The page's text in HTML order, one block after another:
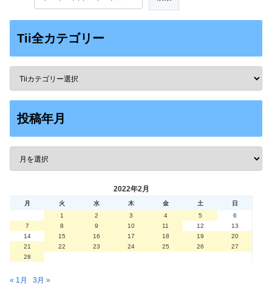
Tii全カテゴリー
投稿年月
2022年2月
月 火 水 木 金 土
日
1
2 3 4 5
6
7
8 9 10 11 12
13
14
15 16 17 18 19
20
21
22 23 24 25 26
27
28
« 1月 3月 »